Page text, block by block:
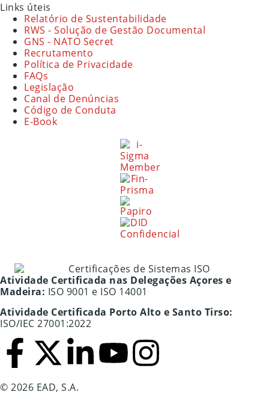
Links úteis
Relatório de Sustentabilidade
RWS - Solução de Gestão Documental
GNS - NATO Secret
Recrutamento
Política de Privacidade
FAQs
Legislação
Canal de Denúncias
Código de Conduta
E-Book
Atividade Certificada nas Delegações Açores e
Madeira: ISO 9001 e ISO 14001
Atividade Certificada Porto Alto e Santo Tirso:
ISO/IEC 27001:2022
© 2026 EAD, S.A.